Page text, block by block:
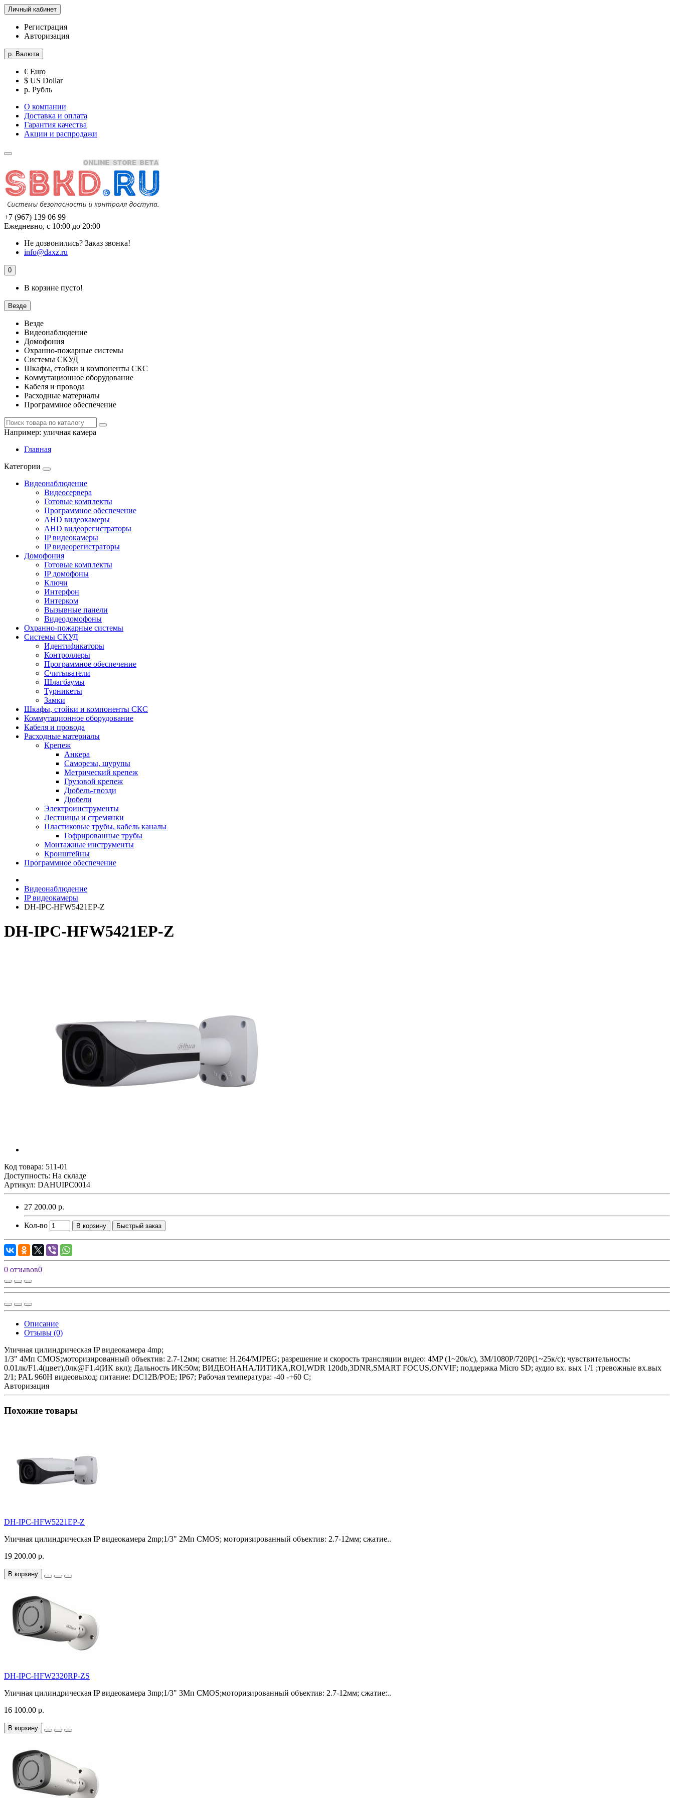
Личный кабинет
Регистрация
Авторизация
р. Валюта
€ Euro
$ US Dollar
р. Рубль
О компании
Доставка и оплата
Гарантия качества
Акции и распродажи
+7 (967) 139 06 99
Ежедневно, с 10:00 до 20:00
Не дозвонились? Заказ звонка!
info@daxz.ru
0
В корзине пусто!
Везде
Везде
Видеонаблюдение
Домофония
Охранно-пожарные системы
Системы СКУД
Шкафы, стойки и компоненты СКС
Коммутационное оборудование
Кабеля и провода
Расходные материалы
Программное обеспечение
Например: уличная камера
Главная
Категории
Видеонаблюдение
Видеосервера
Готовые комплекты
Программное обеспечение
AHD видеокамеры
AHD видеорегистраторы
IP видеокамеры
IP видеорегистраторы
Домофония
Готовые комплекты
IP домофоны
Ключи
Интерфон
Интерком
Вызывные панели
Видеодомофоны
Охранно-пожарные системы
Системы СКУД
Идентификаторы
Контроллеры
Программное обеспечение
Считыватели
Шлагбаумы
Турникеты
Замки
Шкафы, стойки и компоненты СКС
Коммутационное оборудование
Кабеля и провода
Расходные материалы
Крепеж
Анкера
Саморезы, шурупы
Метрический крепеж
Грузовой крепеж
Дюбель-гвозди
Дюбели
Электроинструменты
Лестницы и стремянки
Пластиковые трубы, кабель каналы
Гофрированные трубы
Монтажные инструменты
Кронштейны
Программное обеспечение
Видеонаблюдение
IP видеокамеры
DH-IPC-HFW5421EP-Z
DH-IPC-HFW5421EP-Z
Код товара: 511-01
Доступность: На складе
Артикул: DAHUIPC0014
27 200.00 р.
Кол-во В корзину Быстрый заказ
0 отзывов0
Описание
Отзывы (0)
Уличная цилиндрическая IP видеокамера 4mp;
1/3" 4Mп CMOS;моторизированный объектив: 2.7-12мм; сжатие: H.264/MJPEG; разрешение и скорость трансляции видео: 4MP (1~20к/с), 3M/1080P/720P(1~25к/c); чувствительность:
0.01лк/F1.4(цвет),0лк@F1.4(ИК вкл); Дальность ИК:50м; ВИДЕОНАНАЛИТИКА,ROI,WDR 120db,3DNR,SMART FOCUS,ONVIF; поддержка Micro SD; аудио вх. вых 1/1 ;тревожные вх.вых
2/1; PAL 960H видеовыход; питание: DC12В/POE; IP67; Рабочая температура: -40 -+60 С;
Авторизация
Похожие товары
DH-IPC-HFW5221EP-Z
Уличная цилиндрическая IP видеокамера 2mp;1/3" 2Mп CMOS; моторизированный объектив: 2.7-12мм; сжатие..
19 200.00 р.
В корзину
DH-IPC-HFW2320RP-ZS
Уличная цилиндрическая IP видеокамера 3mp;1/3" 3Mп CMOS;моторизированный объектив: 2.7-12мм; сжатие:..
16 100.00 р.
В корзину